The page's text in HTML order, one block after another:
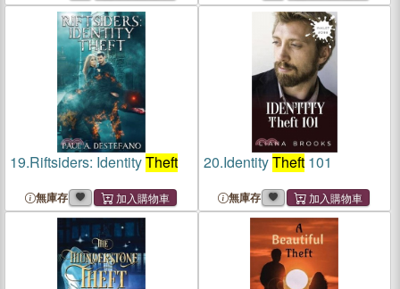
19.Riftsiders: IdentityTheft
無庫存
20.IdentityTheft101
無庫存